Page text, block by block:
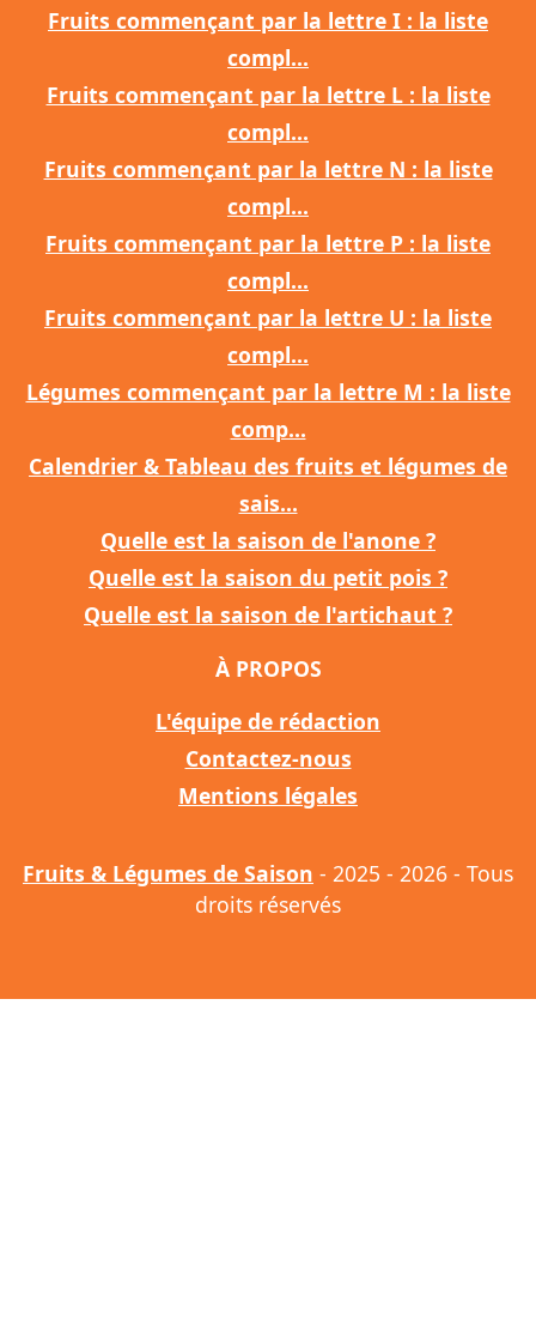
Fruits commençant par la lettre I : la liste
compl...
Fruits commençant par la lettre L : la liste
compl...
Fruits commençant par la lettre N : la liste
compl...
Fruits commençant par la lettre P : la liste
compl...
Fruits commençant par la lettre U : la liste
compl...
Légumes commençant par la lettre M : la liste
comp...
Calendrier & Tableau des fruits et légumes de
sais...
Quelle est la saison de l'anone ?
Quelle est la saison du petit pois ?
Quelle est la saison de l'artichaut ?
À PROPOS
L'équipe de rédaction
Contactez-nous
Mentions légales
Fruits & Légumes de Saison - 2025 - 2026 - Tous
droits réservés